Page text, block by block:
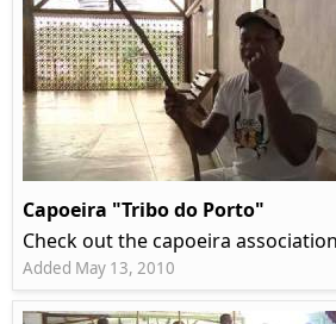
Capoeira "Tribo do Porto"
Check out the capoeira
Added May 13, 2010